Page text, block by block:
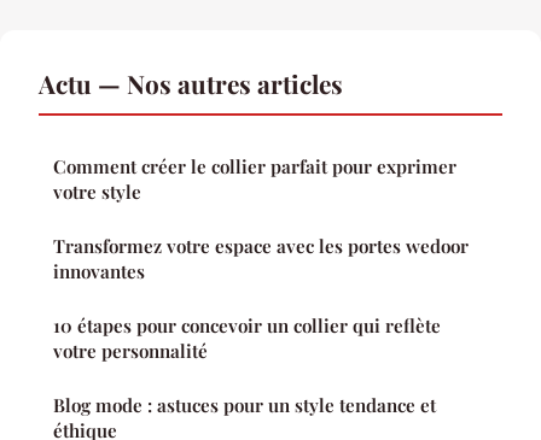
Actu — Nos autres articles
Comment créer le collier parfait pour exprimer
votre style
Transformez votre espace avec les portes wedoor
innovantes
10 étapes pour concevoir un collier qui reflète
votre personnalité
Blog mode : astuces pour un style tendance et
éthique